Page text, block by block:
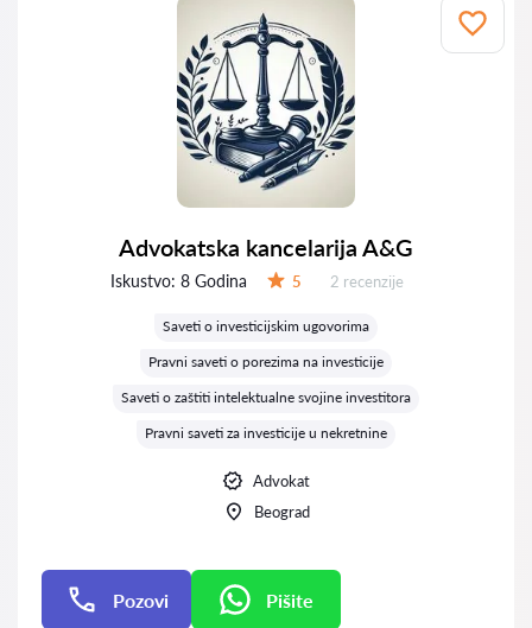
Advokatska kancelarija A&G
Iskustvo: 8 Godina 5 Recenzija:
2 recenzije
Saveti o investicijskim ugovorima
Pravni saveti o porezima na investicije
Saveti o zaštiti intelektualne svojine investitora
Pravni saveti za investicije u nekretnine
Advokat
Beograd
Pozovi Pišite